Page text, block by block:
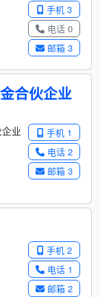
手机 3
电话 0
邮箱 3
合伙企业
手机 1
电话 2
邮箱 3
业
手机 2
电话 1
邮箱 2